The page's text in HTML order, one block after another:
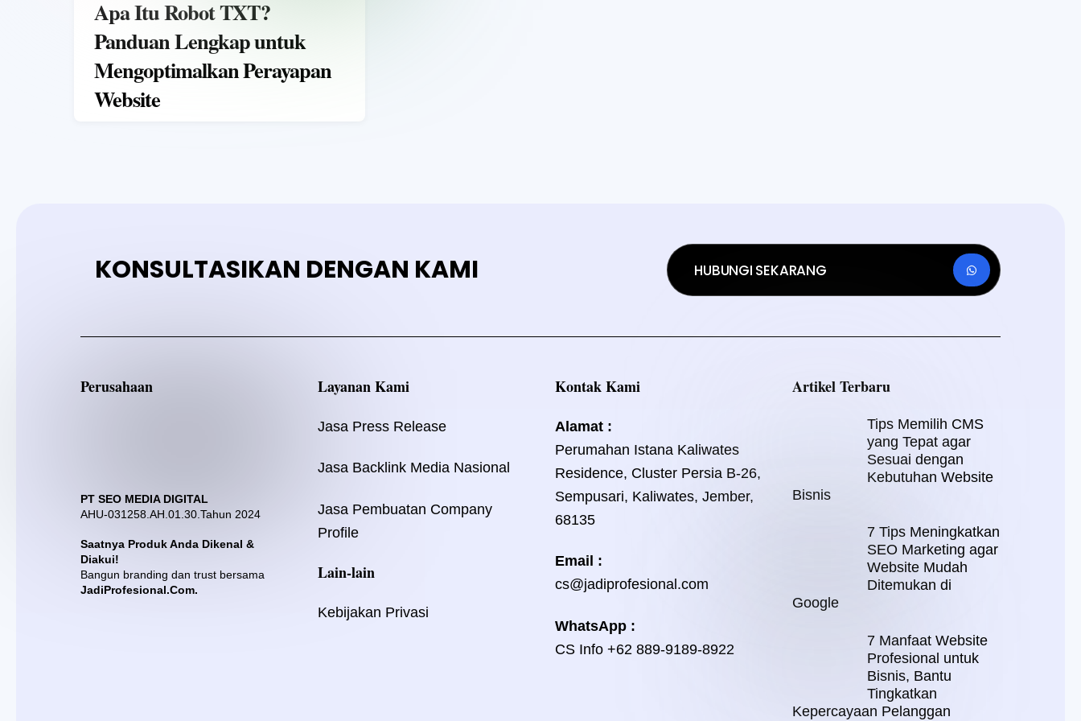
Apa Itu Robot TXT?
Panduan Lengkap untuk
Mengoptimalkan Perayapan
Website
KONSULTASIKAN DENGAN KAMI HUBUNGI SEKARANG
Perusahaan
PT SEO MEDIA DIGITAL
AHU-031258.AH.01.30.Tahun 2024
Saatnya Produk Anda Dikenal &
Diakui!
Bangun branding dan trust bersama
JadiProfesional.Com.
Layanan Kami
Jasa Press Release
Jasa Backlink Media Nasional
Jasa Pembuatan Company
Profile
Lain-lain
Kebijakan Privasi
Kontak Kami
Alamat :
Perumahan Istana Kaliwates
Residence, Cluster Persia B-26,
Sempusari, Kaliwates, Jember,
68135
Email :
cs@jadiprofesional.com
WhatsApp :
CS Info+62 889-9189-8922
Artikel Terbaru
Tips Memilih CMS
yang Tepat agar
Sesuai dengan
Kebutuhan Website
Bisnis
7 Tips Meningkatkan
SEO Marketing agar
Website Mudah
Ditemukan di
Google
7 Manfaat Website
Profesional untuk
Bisnis, Bantu
Tingkatkan
Kepercayaan Pelanggan